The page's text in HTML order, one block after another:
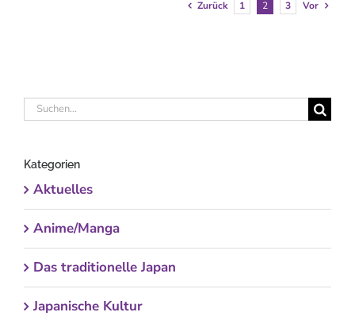
Zurück 1 2 3 Vor
Suche
Kategorien
Aktuelles
Anime/Manga
Das traditionelle Japan
Japanische Kultur